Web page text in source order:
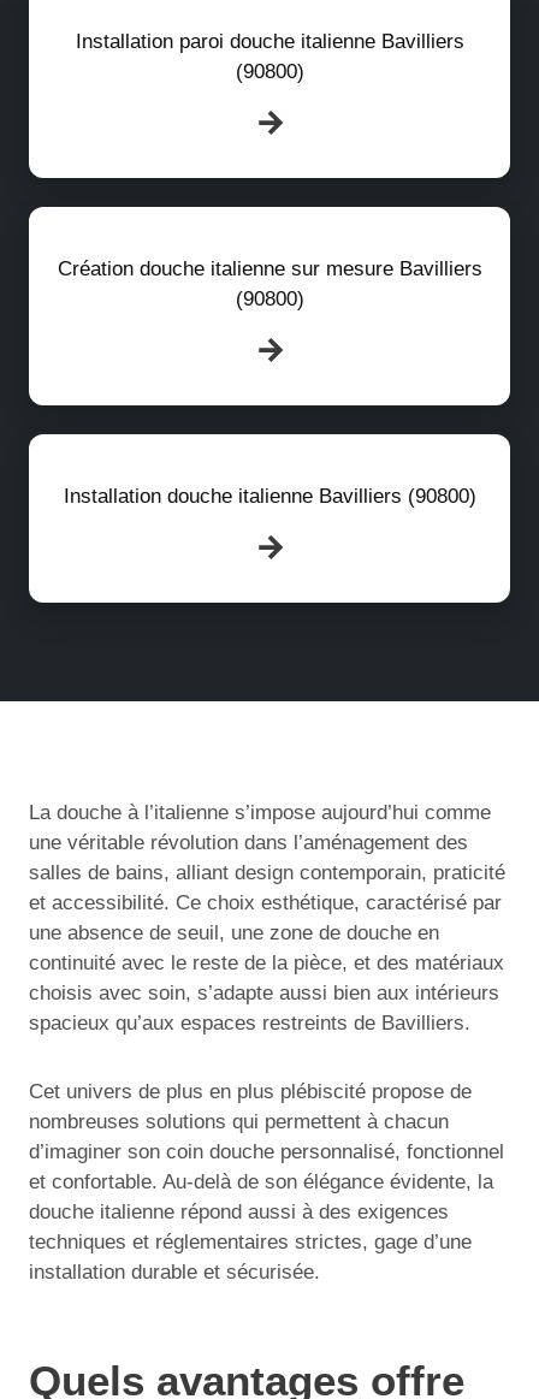
Installation paroi douche italienne Bavilliers
(90800)
Création douche italienne sur mesure Bavilliers
(90800)
Installation douche italienne Bavilliers (90800)
La douche à l’italienne s’impose aujourd’hui comme
une véritable révolution dans l’aménagement des
salles de bains, alliant design contemporain, praticité
et accessibilité. Ce choix esthétique, caractérisé par
une absence de seuil, une zone de douche en
continuité avec le reste de la pièce, et des matériaux
choisis avec soin, s’adapte aussi bien aux intérieurs
spacieux qu’aux espaces restreints de Bavilliers.
Cet univers de plus en plus plébiscité propose de
nombreuses solutions qui permettent à chacun
d’imaginer son coin douche personnalisé, fonctionnel
et confortable. Au-delà de son élégance évidente, la
douche italienne répond aussi à des exigences
techniques et réglementaires strictes, gage d’une
installation durable et sécurisée.
Quels avantages offre